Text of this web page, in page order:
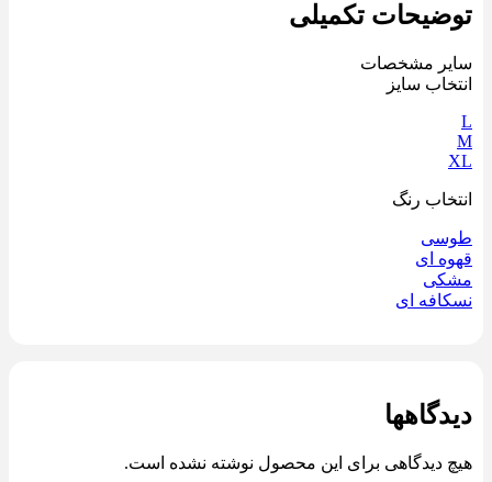
توضیحات تکمیلی
سایر مشخصات
انتخاب سایز
L
M
XL
انتخاب رنگ
طوسی
قهوه ای
مشکی
نسکافه ای
دیدگاهها
هیچ دیدگاهی برای این محصول نوشته نشده است.